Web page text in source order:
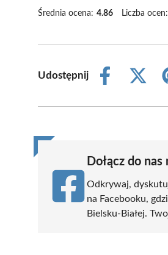
Średnia ocena: 4.86 Liczba ocen:
Udostępnij
Share
Share
Dołącz do
Odkrywaj,
na Facebooku,
Bielsku-Białej.